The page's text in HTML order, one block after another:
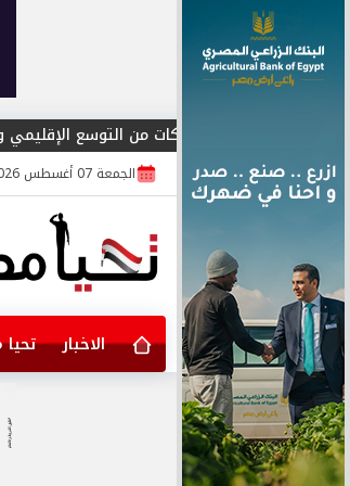
الشركات من التوسع الإقليمي وسد فجوة
الجمعة 07 أغسطس 2026 الموافق 24 صفر 1448
الاخبار